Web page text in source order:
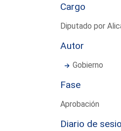
Cargo
Diputado por
Autor
Gobierno
Fase
Aprobación
Diario de